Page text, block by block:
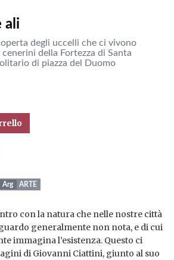
ali
degli uccelli che ci vivono
della Fortezza di Santa
di piazza del Duomo
ARTE
con la natura che nelle nostre città
generalmente non nota, e di cui
immagina l’esistenza. Questo ci
di Giovanni Ciattini, giunto al suo